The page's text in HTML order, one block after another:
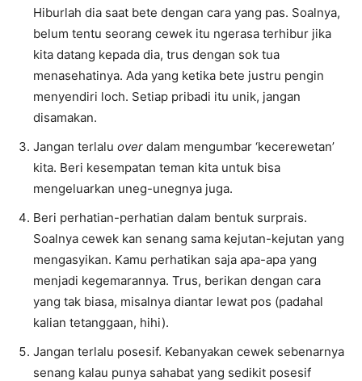
Hiburlah dia saat bete dengan cara yang pas. Soalnya,
belum tentu seorang cewek itu ngerasa terhibur jika
kita datang kepada dia, trus dengan sok tua
menasehatinya. Ada yang ketika bete justru pengin
menyendiri loch. Setiap pribadi itu unik, jangan
disamakan.
Jangan terlalu over dalam mengumbar ‘kecerewetan’
kita. Beri kesempatan teman kita untuk bisa
mengeluarkan uneg-unegnya juga.
Beri perhatian-perhatian dalam bentuk surprais.
Soalnya cewek kan senang sama kejutan-kejutan yang
mengasyikan. Kamu perhatikan saja apa-apa yang
menjadi kegemarannya. Trus, berikan dengan cara
yang tak biasa, misalnya diantar lewat pos (padahal
kalian tetanggaan, hihi).
Jangan terlalu posesif. Kebanyakan cewek sebenarnya
senang kalau punya sahabat yang sedikit posesif